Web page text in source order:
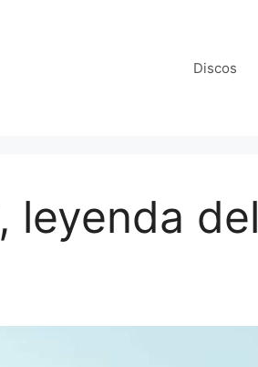
Discos
leyenda del